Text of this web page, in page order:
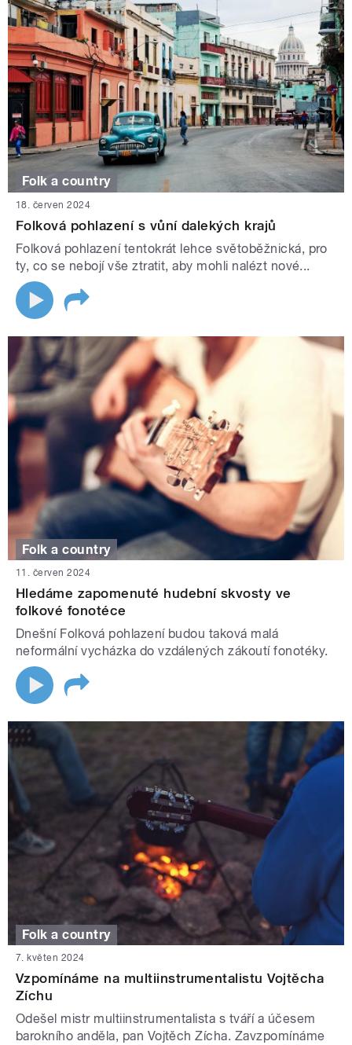
Folk a country
18. červen 2024
Folková pohlazení s vůní dalekých krajů
Folková pohlazení tentokrát lehce světoběžnická, pro
ty, co se nebojí vše ztratit, aby mohli nalézt nové...
Folk a country
11. červen 2024
Hledáme zapomenuté hudební skvosty ve
folkové fonotéce
Dnešní Folková pohlazení budou taková malá
neformální vycházka do vzdálených zákoutí fonotéky.
Folk a country
7. květen 2024
Vzpomínáme na multiinstrumentalistu Vojtěcha
Zíchu
Odešel mistr multiinstrumentalista s tváří a účesem
barokního anděla, pan Vojtěch Zícha. Zavzpomínáme